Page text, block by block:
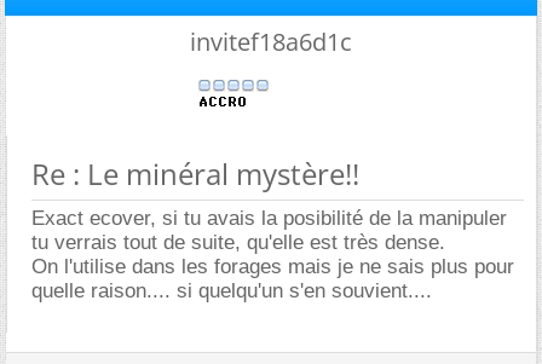
invitef18a6d1c
Re : Le minéral mystère!!
Exact ecover, si tu avais la posibilité de la manipuler
tu verrais tout de suite, qu'elle est très dense.
On l'utilise dans les forages mais je ne sais plus pour
quelle raison.... si quelqu'un s'en souvient....